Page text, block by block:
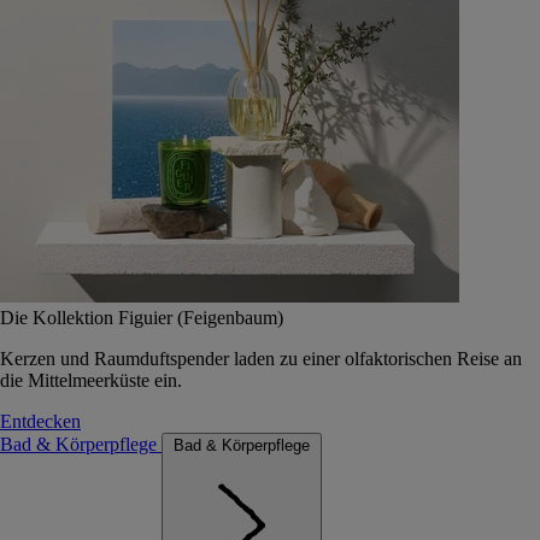
Die Kollektion Figuier (Feigenbaum)
Kerzen und Raumduftspender laden zu einer olfaktorischen Reise an
die Mittelmeerküste ein.
Entdecken
Bad & Körperpflege
Bad & Körperpflege